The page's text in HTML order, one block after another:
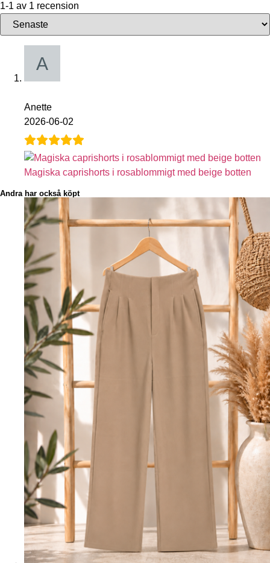
1-1 av 1 recension
Anette
2026-06-02
Magiska caprishorts i rosablommigt med beige botten
Andra har också köpt